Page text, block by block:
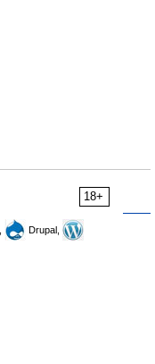
18+
Drupal,